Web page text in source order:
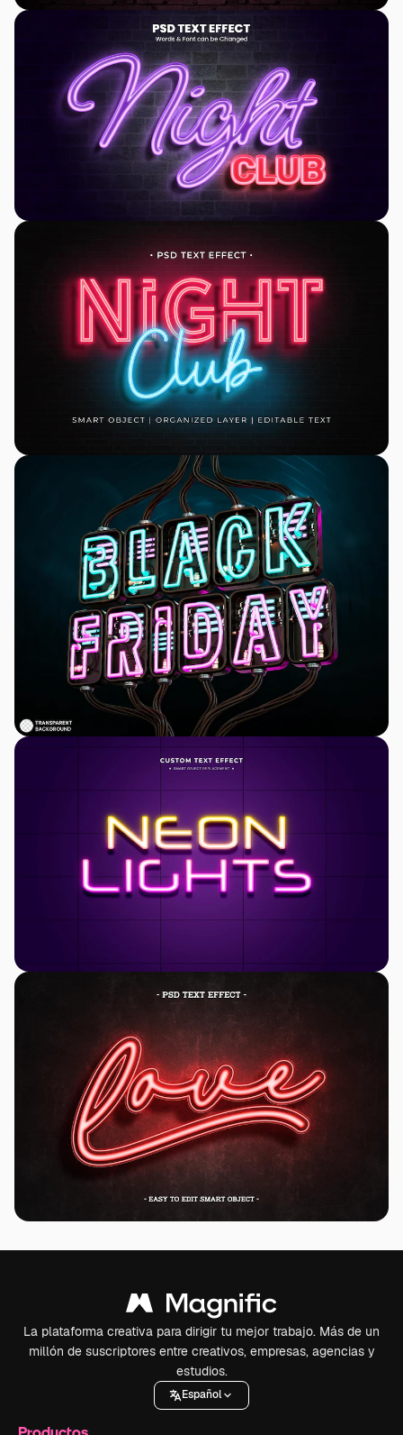
La plataforma creativa para dirigir tu mejor trabajo. Más de un
millón de suscriptores entre creativos, empresas, agencias y
estudios.
Español